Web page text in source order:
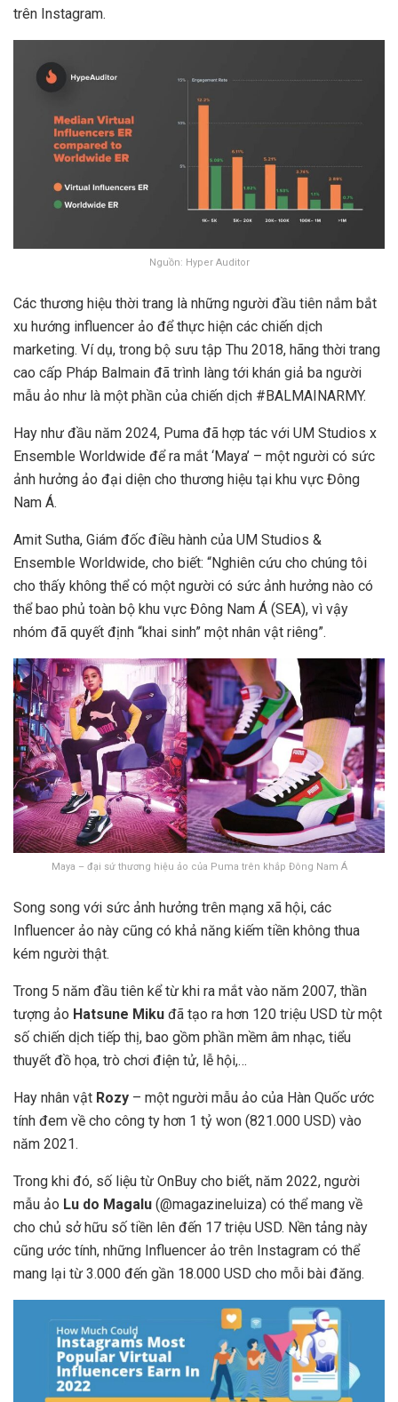
trên Instagram.
Nguồn: Hyper Auditor
Các thương hiệu thời trang là những người đầu tiên nắm bắt
xu hướng influencer ảo để thực hiện các chiến dịch
marketing. Ví dụ, trong bộ sưu tập Thu 2018, hãng thời trang
cao cấp Pháp Balmain đã trình làng tới khán giả ba người
mẫu ảo như là một phần của chiến dịch #BALMAINARMY.
Hay như đầu năm 2024, Puma đã hợp tác với UM Studios x
Ensemble Worldwide để ra mắt ‘Maya’ – một người có sức
ảnh hưởng ảo đại diện cho thương hiệu tại khu vực Đông
Nam Á.
Amit Sutha, Giám đốc điều hành của UM Studios &
Ensemble Worldwide, cho biết: “Nghiên cứu cho chúng tôi
cho thấy không thể có một người có sức ảnh hưởng nào có
thể bao phủ toàn bộ khu vực Đông Nam Á (SEA), vì vậy
nhóm đã quyết định “khai sinh” một nhân vật riêng”.
Maya – đại sứ thương hiệu ảo của Puma trên khắp Đông Nam Á
Song song với sức ảnh hưởng trên mạng xã hội, các
Influencer ảo này cũng có khả năng kiếm tiền không thua
kém người thật.
Trong 5 năm đầu tiên kể từ khi ra mắt vào năm 2007, thần
tượng ảo Hatsune Miku đã tạo ra hơn 120 triệu USD từ một
số chiến dịch tiếp thị, bao gồm phần mềm âm nhạc, tiểu
thuyết đồ họa, trò chơi điện tử, lễ hội,…
Hay nhân vật Rozy – một người mẫu ảo của Hàn Quốc ước
tính đem về cho công ty hơn 1 tỷ won (821.000 USD) vào
năm 2021.
Trong khi đó, số liệu từ OnBuy cho biết, năm 2022, người
mẫu ảo Lu do Magalu (@magazineluiza) có thể mang về
cho chủ sở hữu số tiền lên đến 17 triệu USD. Nền tảng này
cũng ước tính, những Influencer ảo trên Instagram có thể
mang lại từ 3.000 đến gần 18.000 USD cho mỗi bài đăng.